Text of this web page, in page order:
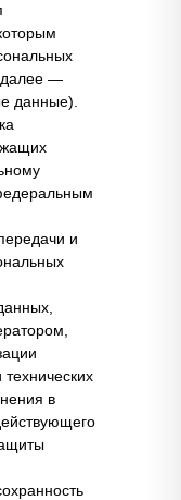
—
данные).
и
в